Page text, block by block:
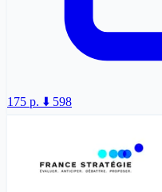
175 p. ⬇️ 598